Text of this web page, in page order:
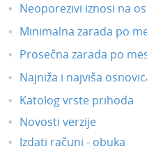
Neoporezivi iznosi na
Minimalna zarada po
Prosečna zarada po
Najniža i najviša
Katolog vrste prihoda
Novosti verzije
Izdati računi - obuka